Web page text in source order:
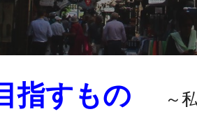
指すもの ～私